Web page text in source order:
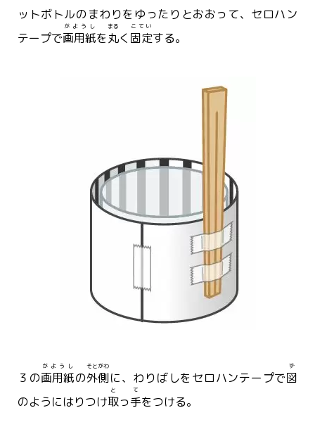
ットボトルのまわりをゆったりとおおって、セロハン
テープで画用紙
がようし
を 丸
まる
く 固定
こてい
する。
３の画用紙
がようし
の外側
そとがわ
に、わりばしをセロハンテープで図
ず
のようにはりつけ取
と
っ手
て
をつける。